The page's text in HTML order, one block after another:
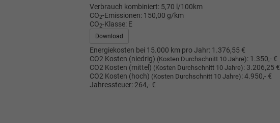
Verbrauch kombiniert: 5,70 l/100km
CO2-Emissionen: 150,00 g/km
CO2-Klasse: E
Download
Energiekosten bei 15.000 km pro Jahr: 1.376,55 €
CO2 Kosten (niedrig) (Kosten Durchschnitt 10 Jahre): 1.350,- €
CO2 Kosten (mittel) (Kosten Durchschnitt 10 Jahre): 3.206,25 €
CO2 Kosten (hoch) (Kosten Durchschnitt 10 Jahre):4.950,- €
Jahressteuer: 264,- €